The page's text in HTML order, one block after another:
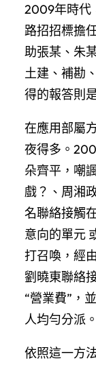
2009年時代
路招招標擔
助張某、朱
土建、補勘
得的報答則
在應用部屬
夜得多。
朵齊平，嘲
戲？、周湘
名聯絡接觸
意向的單元
打召喚，經
劉曉東聯絡
“營業費”，
人均勻分派。
依照這一方